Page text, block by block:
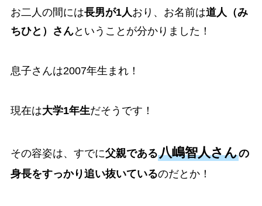
お二人の間には長男が1人おり、お名前は道人（み
ちひと）さんということが分かりました！
息子さんは2007年生まれ！
現在は大学1年生だそうです！
その容姿は、すでに父親である八嶋智人さんの
身長をすっかり追い抜いているのだとか！